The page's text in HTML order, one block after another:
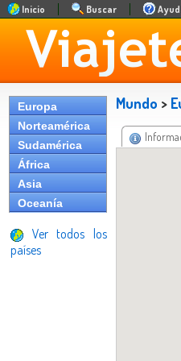
Inicio Buscar
Europa
Norteamérica
Sudamérica
África
Asia
Oceanía
Ver todos los
países
Mundo >